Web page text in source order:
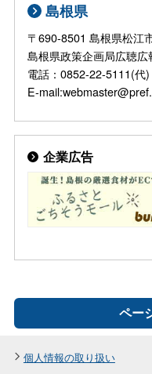
島根県
〒690-8501 島根県松江
島根県政策企画局広聴広
電話：0852-22-5111(代)
E-
企業広告
ペー
個人情報の取り扱い